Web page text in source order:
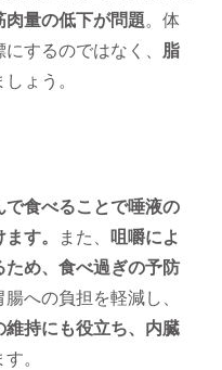
肉量の低下が問題。体
するのではなく、 脂
ょう。
で食べることで唾液の
す。
また、
咀嚼によ
ため、食べ過ぎの予防
への負担を軽減し、
維持にも役立ち、内臓
。